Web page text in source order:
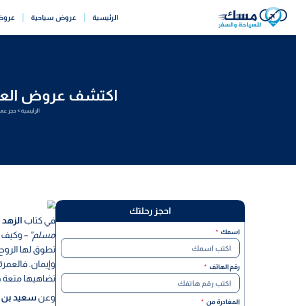
تخطي
الرئيسية عروض سياحية
اكتشف عروض العمرة من
الرئيسية» حجز
احجز رحلتك
اسمك
رقم الهاتف
المغادرة من
في كتاب
مسلم” – وكيف
تطوق لها
وإيمان.
تضاهيها متعة
وعن سعيد بن